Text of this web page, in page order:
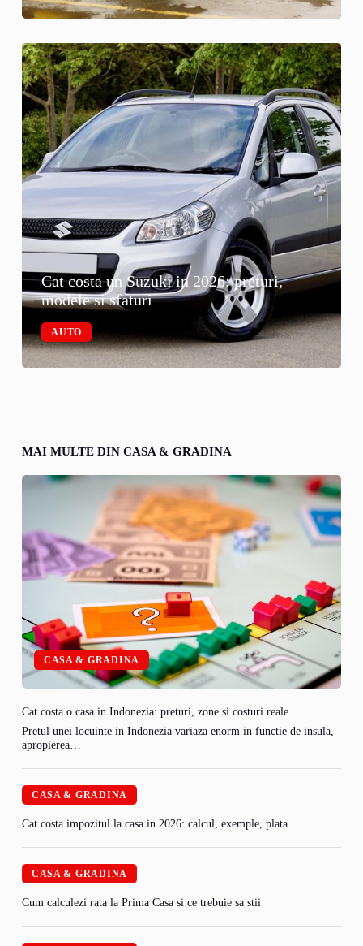
Cat costa un Suzuki in 2026: preturi,
modele si sfaturi
AUTO
MAI MULTE DIN CASA & GRADINA
CASA & GRADINA
Cat costa o casa in Indonezia: preturi, zone si costuri reale
Pretul unei locuinte in Indonezia variaza enorm in functie de insula,
apropierea…
CASA & GRADINA
Cat costa impozitul la casa in 2026: calcul, exemple, plata
CASA & GRADINA
Cum calculezi rata la Prima Casa si ce trebuie sa stii